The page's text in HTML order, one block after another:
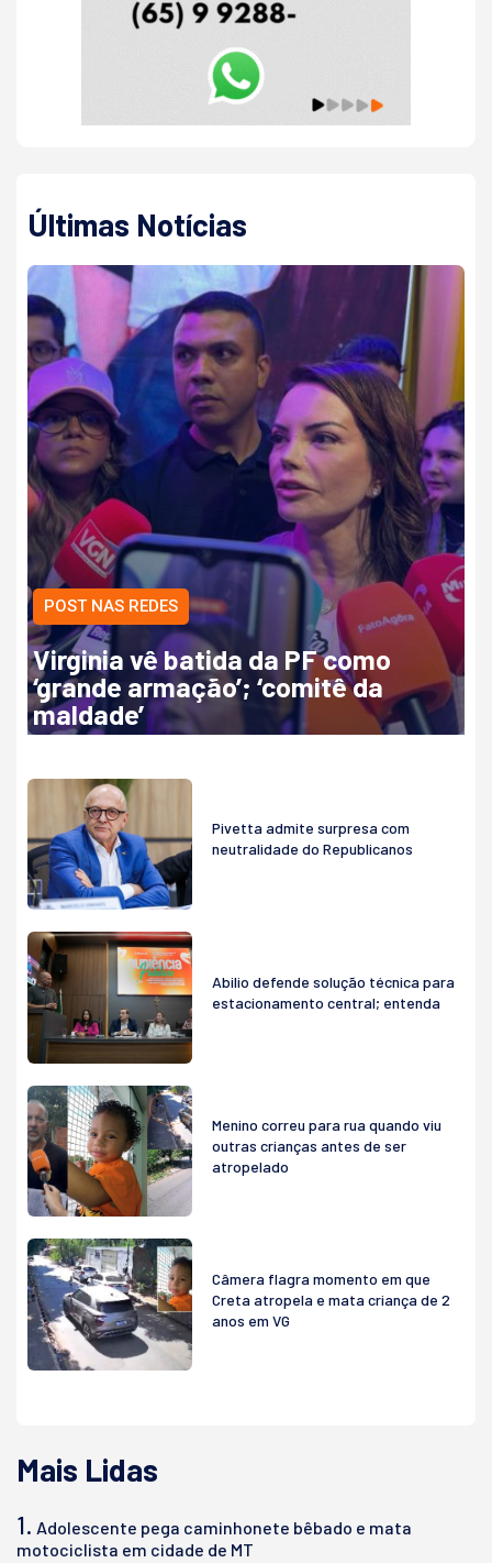
Últimas Notícias
POST NAS REDES
Virginia vê batida da PF como
‘grande armação’; ‘comitê da
maldade’
Pivetta admite surpresa com
neutralidade do Republicanos
Abilio defende solução técnica para
estacionamento central; entenda
Menino correu para rua quando viu
outras crianças antes de ser
atropelado
Câmera flagra momento em que
Creta atropela e mata criança de 2
anos em VG
Mais Lidas
1. Adolescente pega caminhonete bêbado e mata
motociclista em cidade de MT